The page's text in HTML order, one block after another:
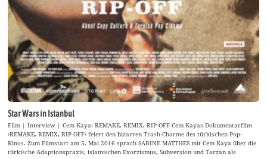
Star Wars in Istanbul
Film | Interview | Cem Kaya: REMAKE, REMIX, RIP-OFF Cem Kayas Dokumentarfilm
›REMAKE, REMIX, RIP-OFF‹ feiert den bizarren Trash-Charme des türkischen Pop-
Kinos. Zum Filmstart am 5. Mai 2016 sprach SABINE MATTHES mit Cem Kaya über die
türkische Adaptionspraxis, islamischen Exorzismus, Subversion und Tarzan als